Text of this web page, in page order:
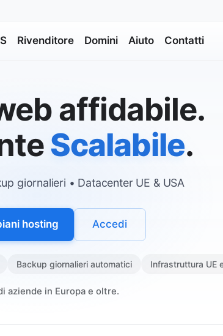
Rivenditore Domini Aiuto Contatti
affidabile.
Sicuro.
giornalieri • Datacenter UE & USA
hosting Accedi
Backup giornalieri automatici Infrastruttura UE
aziende in Europa e oltre.